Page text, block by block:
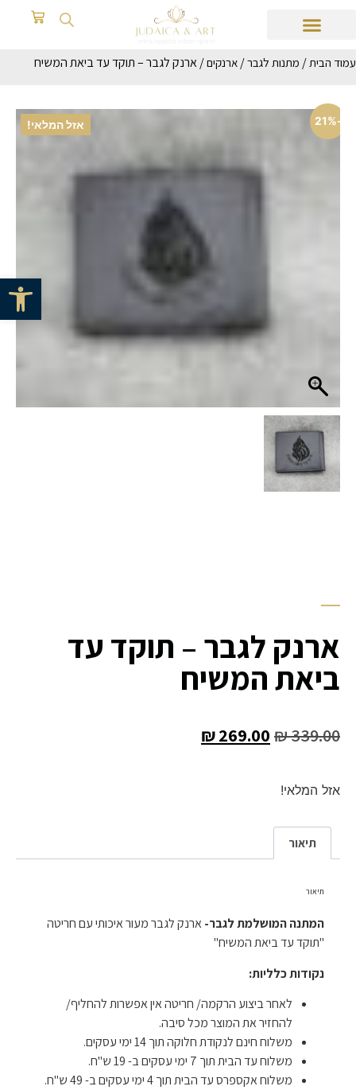
פתח
עמוד הבית/ מתנות לגבר/ ארנקים/ ארנק לגבר – תוקד עד ביאת המשיח
אזל המלאי! -21%
ארנק לגבר – תוקד עד
ביאת המשיח
₪339.00
₪269.00
אזל המלאי!
תיאור
תיאור
המתנה המושלמת לגבר-ארנק לגבר מעור איכותי עם חריטה
"תוקד עד ביאת המשיח"
נקודות כלליות:
לאחר ביצוע הרקמה/ חריטה אין אפשרות להחליף/
להחזיר את המוצר מכל סיבה.
משלוח חינם לנקודת חלוקה תוך 14 ימי עסקים.
משלוח עד הבית תוך 7 ימי עסקים ב- 19 ש"ח.
משלוח אקספרס עד הבית תוך 4 ימי עסקים ב- 49 ש"ח.